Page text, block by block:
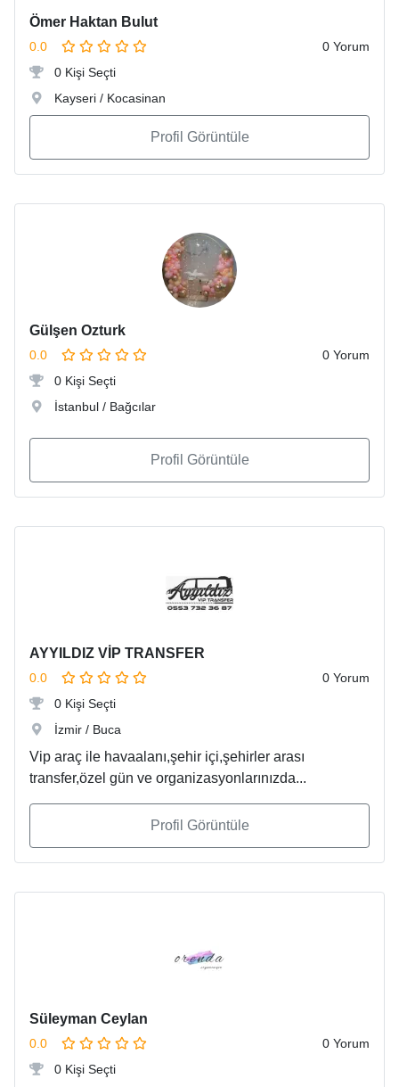
Ömer Haktan Bulut
0.0
0 Yorum
0 Kişi Seçti
Kayseri / Kocasinan
Profil Görüntüle
Gülşen Ozturk
0.0
0 Yorum
0 Kişi Seçti
İstanbul / Bağcılar
Profil Görüntüle
AYYILDIZ VİP TRANSFER
0.0
0 Yorum
0 Kişi Seçti
İzmir / Buca
Vip araç ile havaalanı,şehir içi,şehirler arası
transfer,özel gün ve organizasyonlarınızda...
Profil Görüntüle
Süleyman Ceylan
0.0
0 Yorum
0 Kişi Seçti